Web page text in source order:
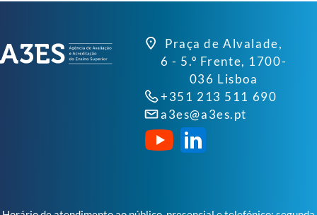
Praça de Alvalade,
6 - 5.º Frente, 1700-
036 Lisboa
+351 213 511 690
a3es@a3es.pt